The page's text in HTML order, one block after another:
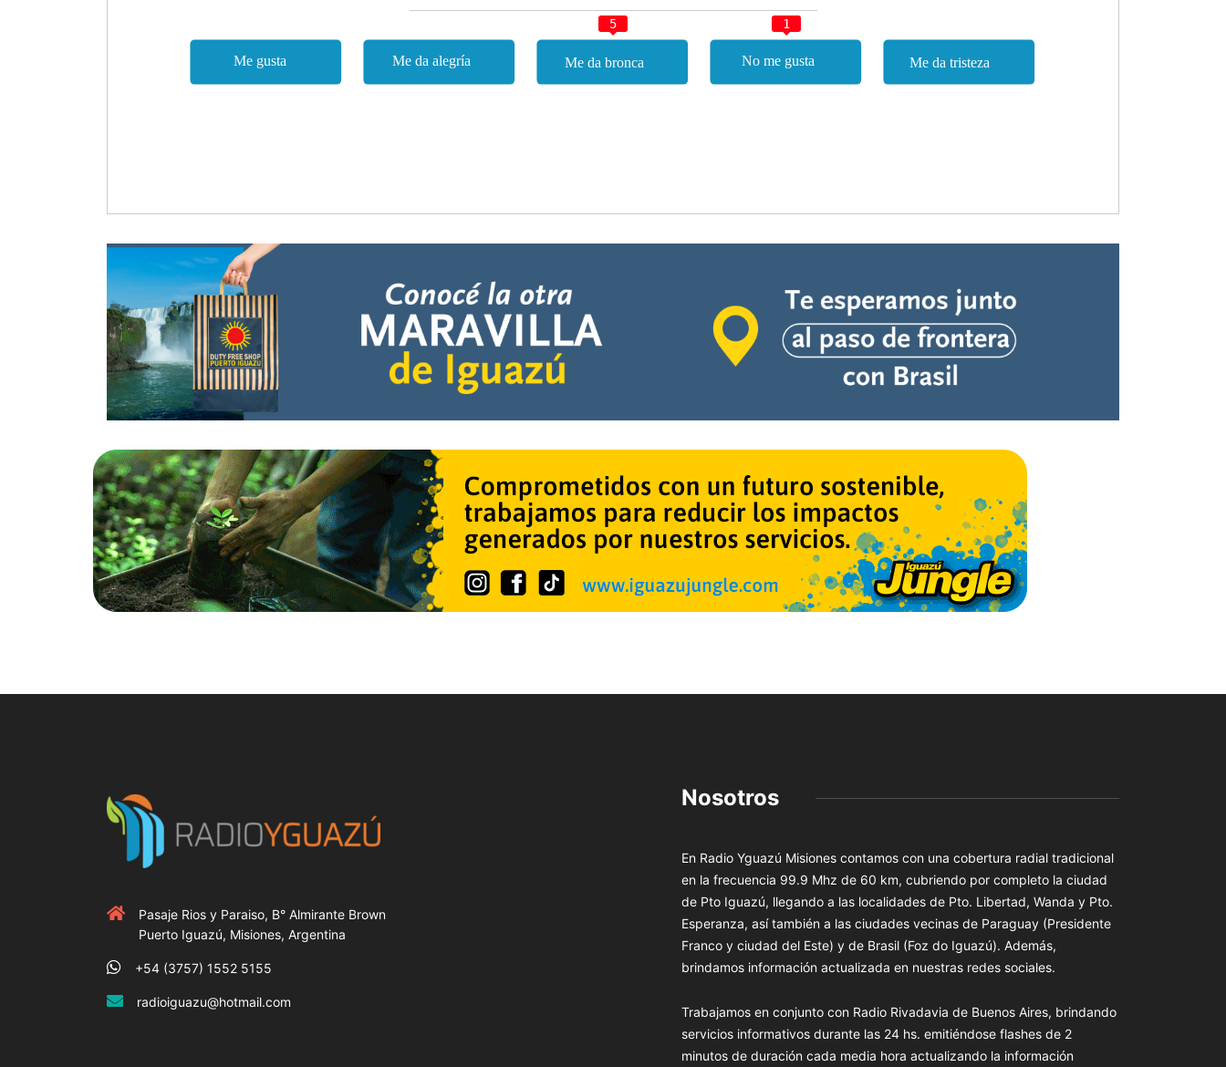
5 1
Pasaje Rios y Paraiso, B° Almirante Brown
Puerto Iguazú, Misiones, Argentina
+54 (3757) 1552 5155
radioiguazu@hotmail.com
Nosotros
En Radio Yguazú Misiones contamos con una cobertura radial tradicional
en la frecuencia 99.9 Mhz de 60 km, cubriendo por completo la ciudad
de Pto Iguazú, llegando a las localidades de Pto. Libertad, Wanda y Pto.
Esperanza, así también a las ciudades vecinas de Paraguay (Presidente
Franco y ciudad del Este) y de Brasil (Foz do Iguazú). Además,
brindamos información actualizada en nuestras redes sociales.
Trabajamos en conjunto con Radio Rivadavia de Buenos Aires, brindando
servicios informativos durante las 24 hs. emitiéndose flashes de 2
minutos de duración cada media hora actualizando la información